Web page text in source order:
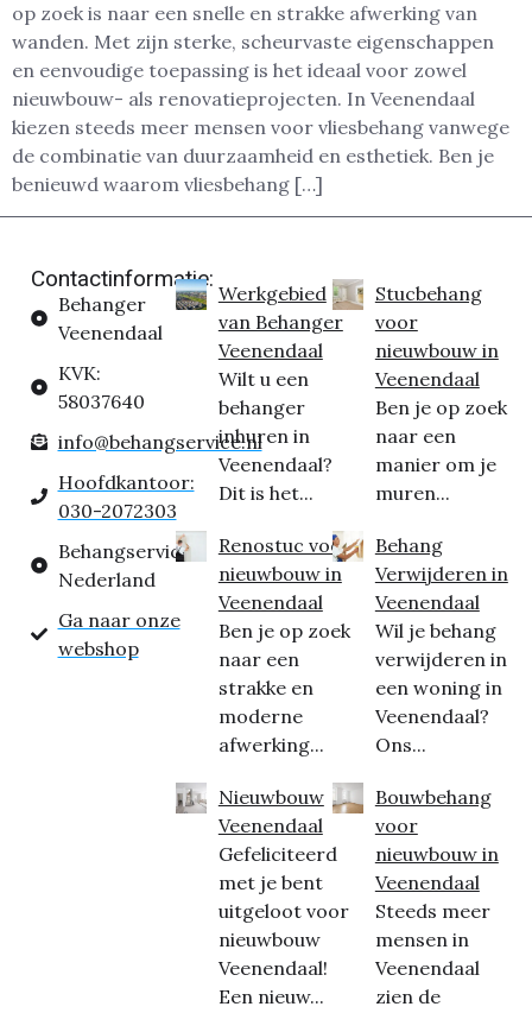
op zoek is naar een snelle en strakke afwerking van
wanden. Met zijn sterke, scheurvaste eigenschappen
en eenvoudige toepassing is het ideaal voor zowel
nieuwbouw- als renovatieprojecten. In Veenendaal
kiezen steeds meer mensen voor vliesbehang vanwege
de combinatie van duurzaamheid en esthetiek. Ben je
benieuwd waarom vliesbehang […]
Contactinformatie:
Behanger
Veenendaal
KVK:
58037640
info@behangservice.nl
Hoofdkantoor:
030-2072303
Behangservice
Nederland
Ga naar onze
webshop
Werkgebied
van Behanger
Veenendaal
Wilt u een
behanger
inhuren in
Veenendaal?
Dit is het...
Renostuc voor
nieuwbouw in
Veenendaal
Ben je op zoek
naar een
strakke en
moderne
afwerking...
Nieuwbouw
Veenendaal
Gefeliciteerd
met je bent
uitgeloot voor
nieuwbouw
Veenendaal!
Een nieuw...
Stucbehang
voor
nieuwbouw in
Veenendaal
Ben je op zoek
naar een
manier om je
muren...
Behang
Verwijderen in
Veenendaal
Wil je behang
verwijderen in
een woning in
Veenendaal?
Ons...
Bouwbehang
voor
nieuwbouw in
Veenendaal
Steeds meer
mensen in
Veenendaal
zien de